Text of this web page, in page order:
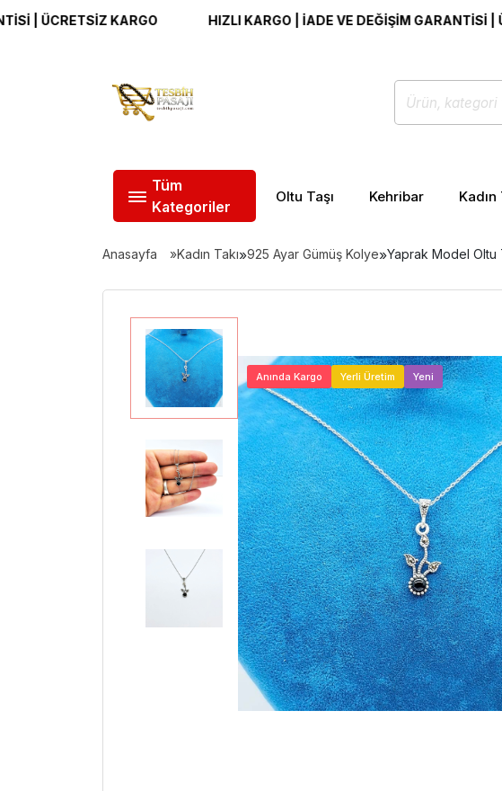
KARGO HIZLI KARGO | İADE VE DEĞİŞİM GARANTİSİ |
Tüm
Kategoriler
Oltu Taşı Kehribar Kadın
Anasayfa Kadın Takı»925 Ayar Gümüş Kolye»Yaprak Model Oltu
Anında Kargo Yerli Üretim Yeni